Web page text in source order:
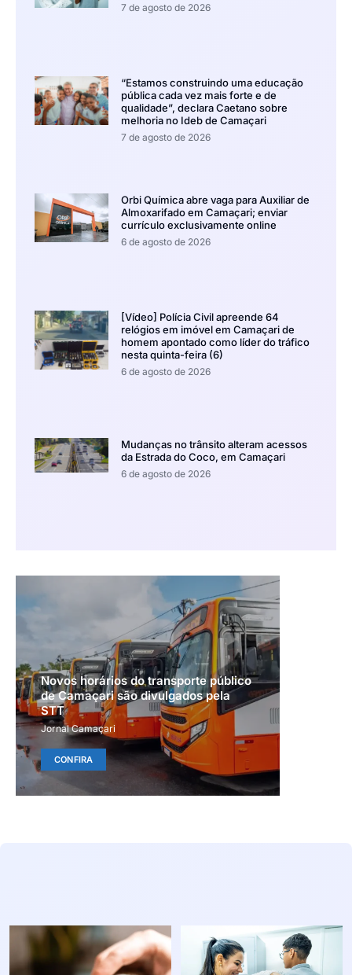
7 de agosto de 2026
“Estamos construindo uma educação
pública cada vez mais forte e de
qualidade”, declara Caetano sobre
melhoria no Ideb de Camaçari
7 de agosto de 2026
Orbi Química abre vaga para Auxiliar de
Almoxarifado em Camaçari; enviar
currículo exclusivamente online
6 de agosto de 2026
[Vídeo] Polícia Civil apreende 64
relógios em imóvel em Camaçari de
homem apontado como líder do tráfico
nesta quinta-feira (6)
6 de agosto de 2026
Mudanças no trânsito alteram acessos
da Estrada do Coco, em Camaçari
6 de agosto de 2026
Novos horários do transporte público
de Camaçari são divulgados pela
STT
Jornal Camaçari
CONFIRA